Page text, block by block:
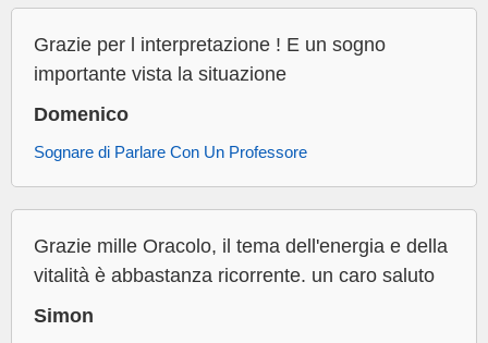
Grazie per l interpretazione ! E un sogno
importante vista la situazione
Domenico
Sognare di Parlare Con Un Professore
Grazie mille Oracolo, il tema dell'energia e della
vitalità è abbastanza ricorrente. un caro saluto
Simon